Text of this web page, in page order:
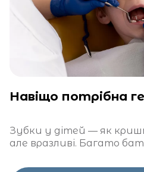
Зубки у дітей — як
але вразливі. Багато